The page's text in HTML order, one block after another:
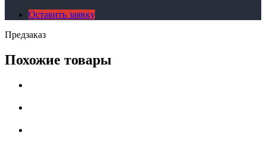
Оставить заявку
Предзаказ
Похожие товары